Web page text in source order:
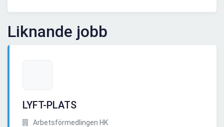
Liknande jobb
LYFT-PLATS
Arbetsförmedlingen HK